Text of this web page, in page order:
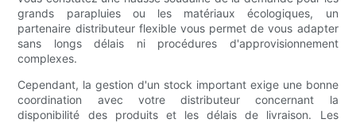
grands parapluies ou les matériaux écologiques, un
partenaire distributeur flexible vous permet de vous adapter
sans longs délais ni procédures d'approvisionnement
complexes.
Cependant, la gestion d'un stock important exige une bonne
coordination avec votre distributeur concernant la
disponibilité des produits et les délais de livraison. Les